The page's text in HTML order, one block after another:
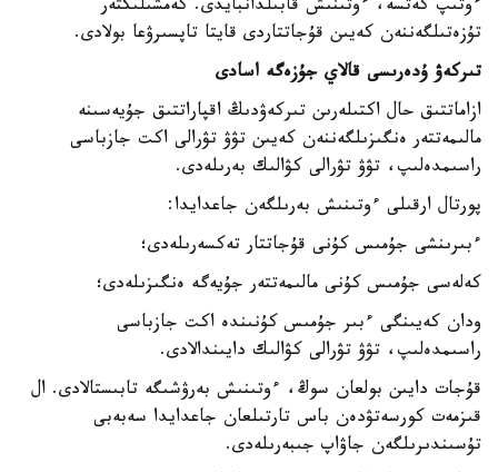
ءوتىپ كەتسە، ءوتىنىش قابىلدانبايدى. كەمشىلىكتەر
تۇزەتىلگەننەن كەيىن قۇجاتتاردى قايتا تاپسىرۋعا بولادى.
تىركەۋ ۇدەرىسى قالاي جۇزەگە اسادى
ازاماتتىق حال اكتىلەرىن تىركەۋدىڭ اقپاراتتىق جۇيەسىنە
مالىمەتتەر ەنگىزىلگەننەن كەيىن تۋۋ تۋرالى اكت جازباسى
راسىمدەلىپ، تۋۋ تۋرالى كۋالىك بەرىلەدى.
پورتال ارقىلى ءوتىنىش بەرىلگەن جاعدايدا:
ءبىرىنشى جۇمىس كۇنى قۇجاتتار تەكسەرىلەدى؛
كەلەسى جۇمىس كۇنى مالىمەتتەر جۇيەگە ەنگىزىلەدى؛
ودان كەيىنگى ءبىر جۇمىس كۇنىندە اكت جازباسى
راسىمدەلىپ، تۋۋ تۋرالى كۋالىك دايىندالادى.
قۇجات دايىن بولعان سوڭ، ءوتىنىش بەرۋشىگە تابىستالادى. ال
قىزمەت كورسەتۋدەن باس تارتىلعان جاعدايدا سەبەبى
تۇسىندىرىلگەن جاۋاپ جىبەرىلەدى.